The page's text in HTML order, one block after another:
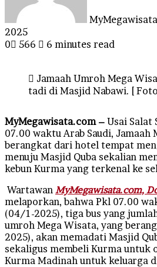
2025
0
566 6 minutes read
Jamaah Umroh Mega
tadi di Masjid Nabawi. [
MyMegawisata.com – Usai Salat
07.00 waktu Arab Saudi, Jamaah
berangkat dari hotel tempat
menuju Masjid Quba sekalian
kebun Kurma yang terkenal ke
Wartawan MyMegawisata.com,
melaporkan, bahwa Pkl 07.00
(04/1-2025), tiga bus yang
umroh Mega Wisata, yang
2025), akan memadati Masjid
sekaligus membeli Kurma untuk
Kurma Madinah untuk keluarga